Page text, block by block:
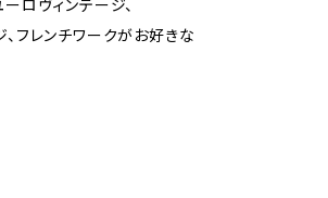
ロヴィンテージ、
、フレンチワークがお好きな